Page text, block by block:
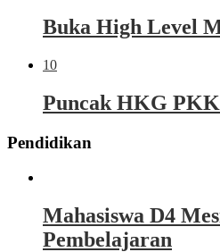
Buka High Level
10
Puncak HKG
Pendidikan
Mahasiswa D4
Pembelajaran